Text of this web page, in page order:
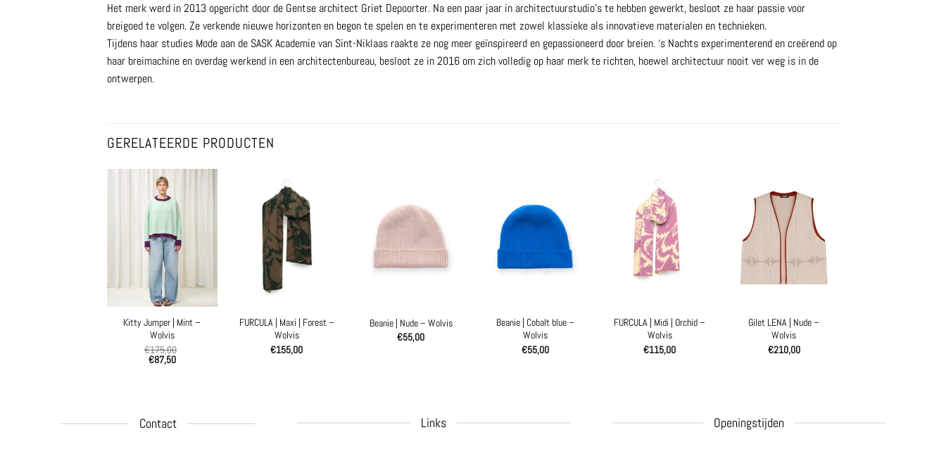
Het merk werd in 2013 opgericht door de Gentse architect Griet Depoorter. Na een paar jaar in architectuurstudio’s te hebben gewerkt, besloot ze haar passie voor
breigoed te volgen. Ze verkende nieuwe horizonten en begon te spelen en te experimenteren met zowel klassieke als innovatieve materialen en technieken.
Tijdens haar studies Mode aan de SASK Academie van Sint-Niklaas raakte ze nog meer geïnspireerd en gepassioneerd door breien. ‘s Nachts experimenterend en creërend op
haar breimachine en overdag werkend in een architectenbureau, besloot ze in 2016 om zich volledig op haar merk te richten, hoewel architectuur nooit ver weg is in de
ontwerpen.
GERELATEERDE PRODUCTEN
Kitty Jumper | Mint –
Wolvis
€175,00
€87,50
FURCULA | Maxi | Forest –
Wolvis
€155,00
Beanie | Nude – Wolvis
€55,00
Beanie | Cobalt blue –
Wolvis
€55,00
FURCULA | Midi | Orchid –
Wolvis
€115,00
Gilet LENA | Nude –
Wolvis
€210,00
Contact Links Openingstijden